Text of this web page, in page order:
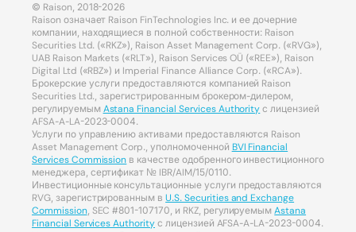
© Raison, 2018-2026
Raison означает Raison FinTechnologies Inc. и ее дочерние
компании, находящиеся в полной собственности: Raison
Securities Ltd. («RKZ»), Raison Asset Management Corp. («RVG»),
UAB Raison Markets («RLT»), Raison Services OÜ («REE»), Raison
Digital Ltd («RBZ») и Imperial Finance Alliance Corp. («RCA»).
Брокерские услуги предоставляются компанией Raison
Securities Ltd., зарегистрированным брокером-дилером,
регулируемым Astana Financial Services Authority с лицензией
AFSA-A-LA-2023-0004.
Услуги по управлению активами предоставляются Raison
Asset Management Corp., уполномоченной BVI Financial
Services Commission в качестве одобренного инвестиционного
менеджера, сертификат № IBR/AIM/15/0110.
Инвестиционные консультационные услуги предоставляются
RVG, зарегистрированным вU.S. Securities and Exchange
Commission, SEC #801-107170, и RKZ, регулируемымAstana
Financial Services Authority с лицензией AFSA-A-LA-2023-0004.